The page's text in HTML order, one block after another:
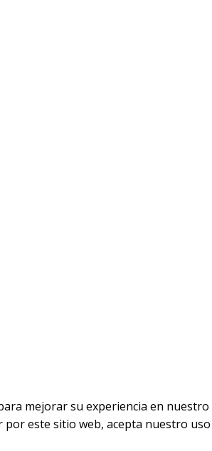
mejorar su experiencia en nuestro
por este sitio web, acepta nuestro uso